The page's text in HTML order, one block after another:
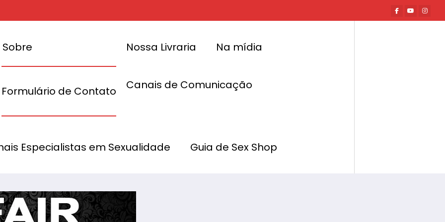
Sobre
Formulário de Contato
Nossa Livraria Na mídia
Canais de Comunicação
Especialistas em Sexualidade Guia de Sex Shop
VOCÊ